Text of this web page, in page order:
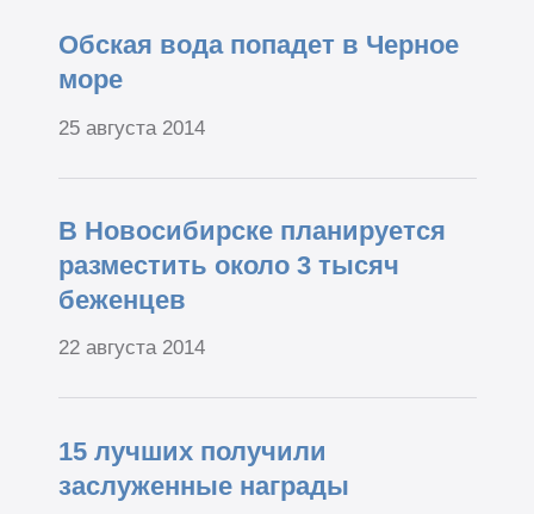
Обская вода попадет в Черное
море
25 августа 2014
В Новосибирске планируется
разместить около 3 тысяч
беженцев
22 августа 2014
15 лучших получили
заслуженные награды